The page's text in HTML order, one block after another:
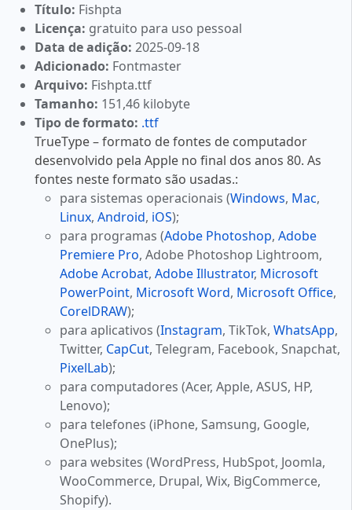
Título: Fishpta
Licença: gratuito para uso pessoal
Data de adição: 2025-09-18
Adicionado: Fontmaster
Arquivo: Fishpta.ttf
Tamanho: 151,46 kilobyte
Tipo de formato: .ttf
TrueType – formato de fontes de computador
desenvolvido pela Apple no final dos anos 80. As
fontes neste formato são usadas.:
para sistemas operacionais (Windows, Mac,
Linux, Android, iOS);
para programas (Adobe Photoshop, Adobe
Premiere Pro, Adobe Photoshop Lightroom,
Adobe Acrobat, Adobe Illustrator, Microsoft
PowerPoint, Microsoft Word, Microsoft Office,
CorelDRAW);
para aplicativos (Instagram, TikTok, WhatsApp,
Twitter, CapCut, Telegram, Facebook, Snapchat,
PixelLab);
para computadores (Acer, Apple, ASUS, HP,
Lenovo);
para telefones (iPhone, Samsung, Google,
OnePlus);
para websites (WordPress, HubSpot, Joomla,
WooCommerce, Drupal, Wix, BigCommerce,
Shopify).